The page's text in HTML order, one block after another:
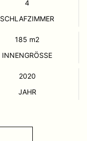
4
SCHLAFZIMMER
185 m2
INNENGRÖSSE
2020
JAHR